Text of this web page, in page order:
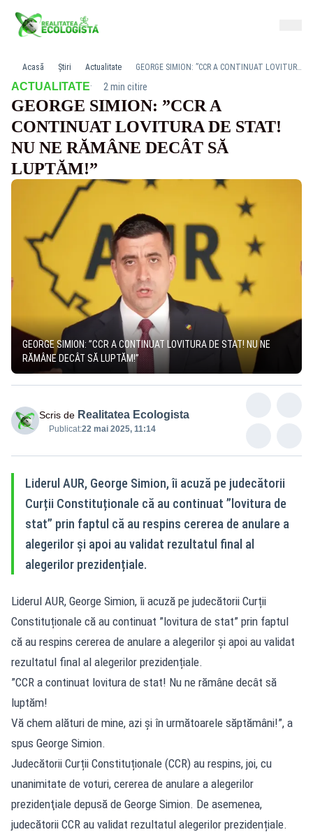
Acasă Știri Actualitate GEORGE SIMION: ”CCR A CONTINUAT LOVITURA DE STAT! NU NE RĂMÂNE DECÂT SĂ LUPTĂM!”
ACTUALITATE· 2 min citire
GEORGE SIMION: ”CCR A
CONTINUAT LOVITURA DE STAT!
NU NE RĂMÂNE DECÂT SĂ
LUPTĂM!”
GEORGE SIMION: ”CCR A CONTINUAT LOVITURA DE STAT! NU NE
RĂMÂNE DECÂT SĂ LUPTĂM!”
Scris de Realitatea Ecologista
Publicat:22 mai 2025, 11:14
Liderul AUR, George Simion, îi acuză pe judecătorii
Curții Constituționale că au continuat ”lovitura de
stat” prin faptul că au respins cererea de anulare a
alegerilor și apoi au validat rezultatul final al
alegerilor prezidențiale.
Liderul AUR, George Simion, îi acuză pe judecătorii Curții
Constituționale că au continuat ”lovitura de stat” prin faptul
că au respins cererea de anulare a alegerilor și apoi au validat
rezultatul final al alegerilor prezidențiale.
”CCR a continuat lovitura de stat! Nu ne rămâne decât să
luptăm!
Vă chem alături de mine, azi și în următoarele săptămâni!”, a
spus George Simion.
Judecătorii Curții Constituționale (CCR) au respins, joi, cu
unanimitate de voturi, cererea de anulare a alegerilor
prezidenţiale depusă de George Simion. De asemenea,
judecătorii CCR au validat rezultatul alegerilor prezidențiale.